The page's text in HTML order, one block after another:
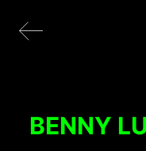
BENNY